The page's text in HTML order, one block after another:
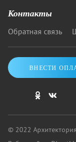
Контакты
Обратная связь
ВНЕСТИ
© 2022 Архитектория